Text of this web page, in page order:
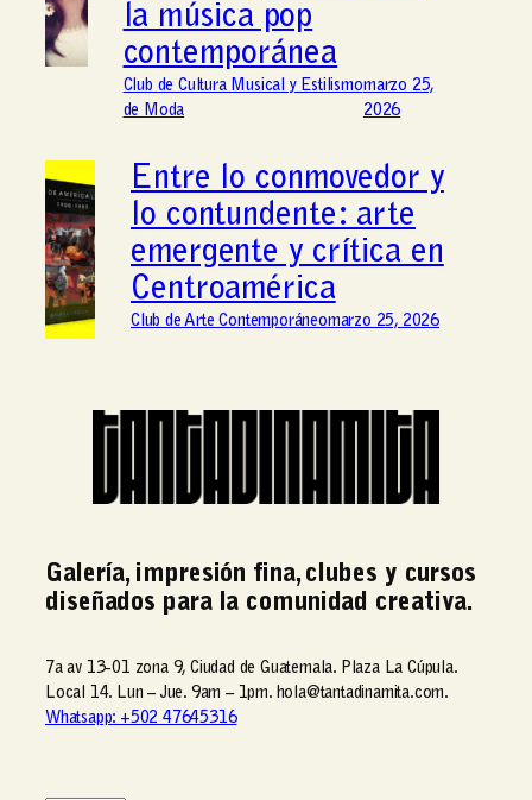
la música pop
contemporánea
Club de Cultura Musical y Estilismo
de Moda
marzo 25,
2026
Entre lo conmovedor y
lo contundente: arte
emergente y crítica en
Centroamérica
Club de Arte Contemporáneomarzo 25, 2026
Galería, impresión fina, clubes y cursos
diseñados para la comunidad creativa.
7a av 13-01 zona 9, Ciudad de Guatemala. Plaza La Cúpula.
Local 14. Lun – Jue. 9am – 1pm. hola@tantadinamita.com.
Whatsapp: +502 47645316